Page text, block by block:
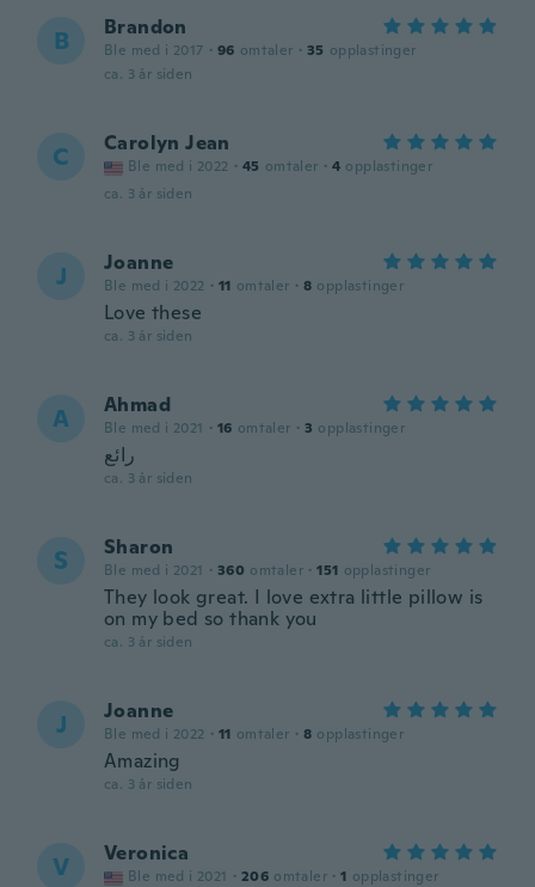
B Brandon
Ble med i 2017 · 96 omtaler · 35 opplastinger
ca. 3 år siden
C Carolyn Jean
Ble med i 2022 · 45 omtaler · 4 opplastinger
ca. 3 år siden
J Joanne
Ble med i 2022 · 11 omtaler · 8 opplastinger
Love these
ca. 3 år siden
A Ahmad
Ble med i 2021 · 16 omtaler · 3 opplastinger
رائع
ca. 3 år siden
S Sharon
Ble med i 2021 · 360 omtaler · 151 opplastinger
They look great. I love extra little pillow is
on my bed so thank you
ca. 3 år siden
J Joanne
Ble med i 2022 · 11 omtaler · 8 opplastinger
Amazing
ca. 3 år siden
V Veronica
Ble med i 2021 · 206 omtaler · 1 opplastinger